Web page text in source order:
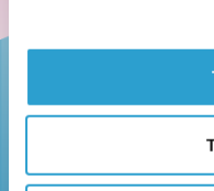
Kandyz AB
141 72 Segeltorp